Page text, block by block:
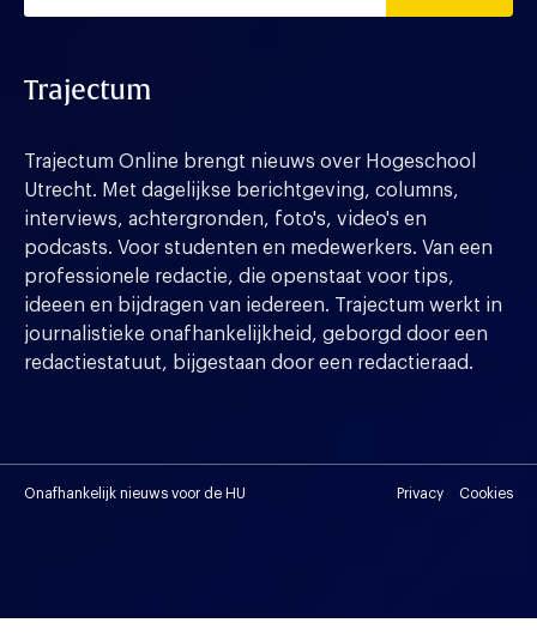
Trajectum
Trajectum Online brengt nieuws over Hogeschool
Utrecht. Met dagelijkse berichtgeving, columns,
interviews, achtergronden, foto's, video's en
podcasts. Voor studenten en medewerkers. Van een
professionele redactie, die openstaat voor tips,
ideeen en bijdragen van iedereen. Trajectum werkt in
journalistieke onafhankelijkheid, geborgd door een
redactiestatuut, bijgestaan door een redactieraad.
Onafhankelijk nieuws voor de HU Privacy Cookies